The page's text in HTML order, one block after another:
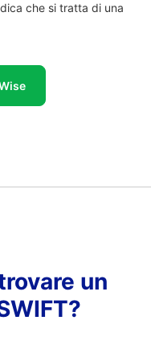
che si tratta di una
un